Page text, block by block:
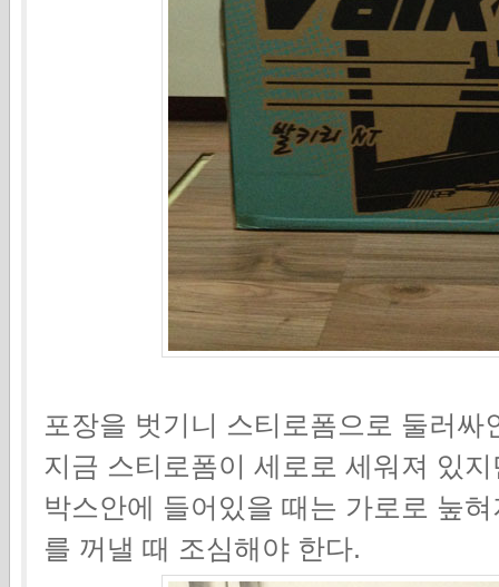
포장을 벗기니 스티로폼으로 둘러
지금 스티로폼이 세로로 세워져 있지
박스안에 들어있을 때는 가로로 눞
를 꺼낼 때 조심해야 한다.